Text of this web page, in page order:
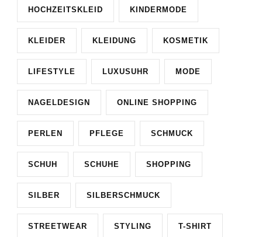
HOCHZEITSKLEID KINDERMODE
KLEIDER KLEIDUNG KOSMETIK
LIFESTYLE LUXUSUHR MODE
NAGELDESIGN ONLINE SHOPPING
PERLEN PFLEGE SCHMUCK
SCHUH SCHUHE SHOPPING
SILBER SILBERSCHMUCK
STREETWEAR STYLING T-SHIRT